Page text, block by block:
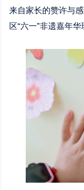
来自家长的赞许与
区“六一”非遗嘉年